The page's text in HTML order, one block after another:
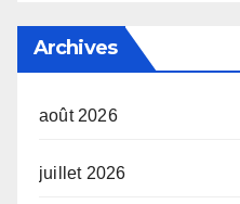
Archives
août 2026
juillet 2026